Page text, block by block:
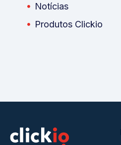
Notícias
Produtos Clickio